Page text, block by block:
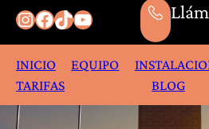
Instagram
Facebook
TikTokYouTube
INICIO EQUIPO
TARIFAS
BLOG